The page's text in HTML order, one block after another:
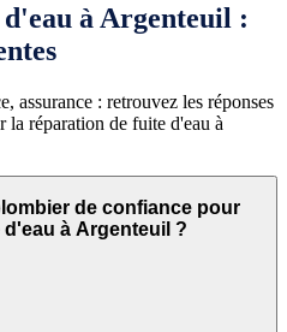
à Argenteuil :
assurance : retrouvez les réponses
la réparation de fuite d'eau à
de confiance pour
à Argenteuil ?